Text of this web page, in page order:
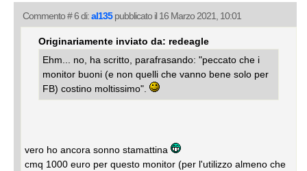
Commento # 6 di:al135pubblicato il 16 Marzo 2021, 10:01
Originariamente inviato da: redeagle
Ehm... no, ha scritto, parafrasando: "peccato che i
monitor buoni (e non quelli che vanno bene solo per
FB) costino moltissimo".
vero ho ancora sonno stamattina
cmq 1000 euro per questo monitor (per l'utilizzo almeno che